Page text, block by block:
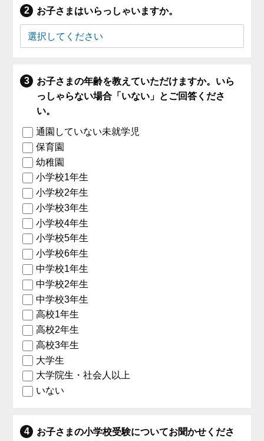
お子さまはいらっしゃいますか。
お子さまの年齢を教えていただけますか。いら
っしゃらない場合「いない」とご回答くださ
い。
通園していない未就学児
保育園
幼稚園
小学校1年生
小学校2年生
小学校3年生
小学校4年生
小学校5年生
小学校6年生
中学校1年生
中学校2年生
中学校3年生
高校1年生
高校2年生
高校3年生
大学生
大学院生・社会人以上
いない
お子さまの小学校受験についてお聞かせくださ